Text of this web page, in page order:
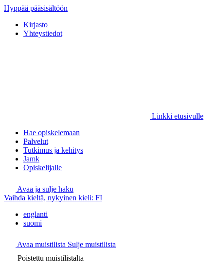
Hyppää pääsisältöön
Kirjasto
Yhteystiedot
Linkki etusivulle
Hae opiskelemaan
Palvelut
Tutkimus ja kehitys
Jamk
Opiskelijalle
Avaa ja sulje haku
Vaihda kieltä, nykyinen kieli: FI
englanti
suomi
Avaa muistilista Sulje muistilista
Poistettu muistilistalta